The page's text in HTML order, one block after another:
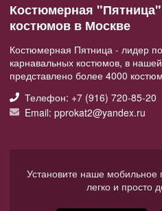
Костюмерная "Пятница"
костюмов в Москве
Костюмерная Пятница - лидер
карнавальных костюмов, в
представлено более 4000
Телефон: +7 (916) 720-85-20
Email: pprokat2@yandex.ru
Установите наше
легко и просто